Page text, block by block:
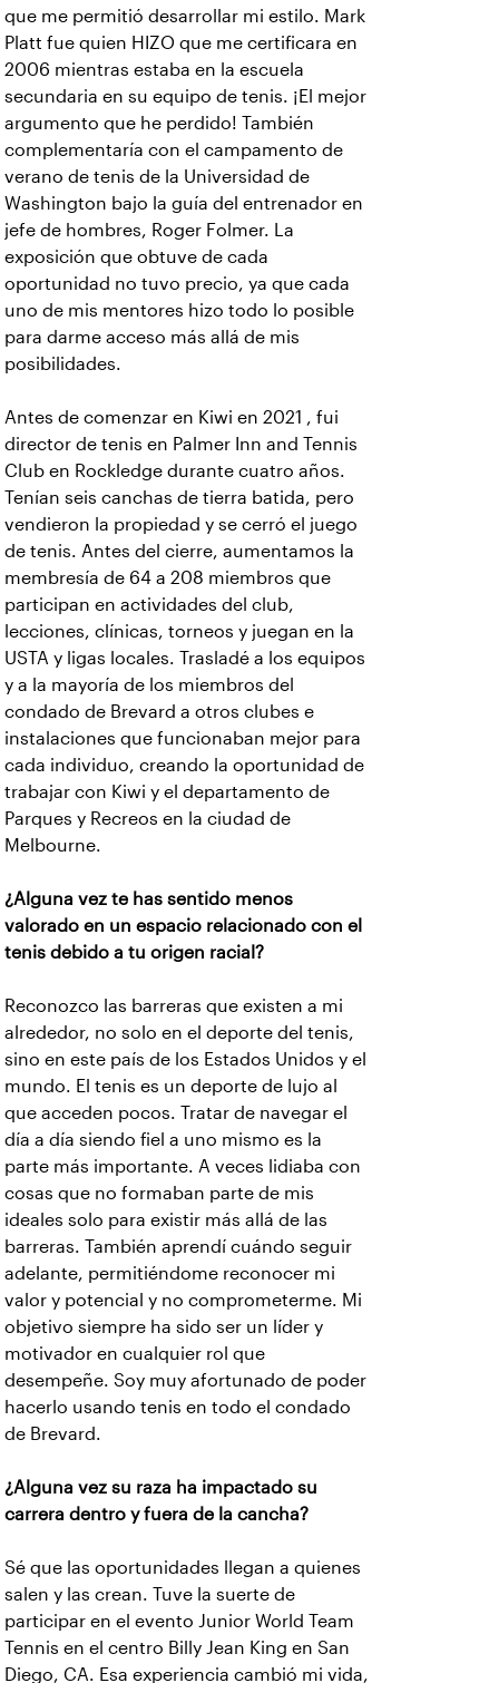
que me permitió desarrollar mi estilo. Mark
Platt fue quien HIZO que me certificara en
2006 mientras estaba en la escuela
secundaria en su equipo de tenis. ¡El mejor
argumento que he perdido! También
complementaría con el campamento de
verano de tenis de la Universidad de
Washington bajo la guía del entrenador en
jefe de hombres, Roger Folmer. La
exposición que obtuve de cada
oportunidad no tuvo precio, ya que cada
uno de mis mentores hizo todo lo posible
para darme acceso más allá de mis
posibilidades.
Antes de comenzar en Kiwi en 2021 , fui
director de tenis en Palmer Inn and Tennis
Club en Rockledge durante cuatro años.
Tenían seis canchas de tierra batida, pero
vendieron la propiedad y se cerró el juego
de tenis. Antes del cierre, aumentamos la
membresía de 64 a 208 miembros que
participan en actividades del club,
lecciones, clínicas, torneos y juegan en la
USTA y ligas locales. Trasladé a los equipos
y a la mayoría de los miembros del
condado de Brevard a otros clubes e
instalaciones que funcionaban mejor para
cada individuo, creando la oportunidad de
trabajar con Kiwi y el departamento de
Parques y Recreos en la ciudad de
Melbourne.
¿Alguna vez te has sentido menos
valorado en un espacio relacionado con el
tenis debido a tu origen racial?
Reconozco las barreras que existen a mi
alrededor, no solo en el deporte del tenis,
sino en este país de los Estados Unidos y el
mundo. El tenis es un deporte de lujo al
que acceden pocos. Tratar de navegar el
día a día siendo fiel a uno mismo es la
parte más importante. A veces lidiaba con
cosas que no formaban parte de mis
ideales solo para existir más allá de las
barreras. También aprendí cuándo seguir
adelante, permitiéndome reconocer mi
valor y potencial y no comprometerme. Mi
objetivo siempre ha sido ser un líder y
motivador en cualquier rol que
desempeñe. Soy muy afortunado de poder
hacerlo usando tenis en todo el condado
de Brevard.
¿Alguna vez su raza ha impactado su
carrera dentro y fuera de la cancha?
Sé que las oportunidades llegan a quienes
salen y las crean. Tuve la suerte de
participar en el evento Junior World Team
Tennis en el centro Billy Jean King en San
Diego, CA. Esa experiencia cambió mi vida,